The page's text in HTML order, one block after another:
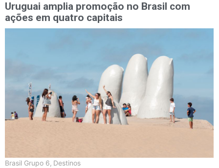
Uruguai amplia promoção no Brasil com
ações em quatro capitais
Brasil Grupo 6, Destinos